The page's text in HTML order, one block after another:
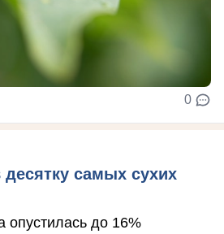
0
самых сухих
опустилась до 16%